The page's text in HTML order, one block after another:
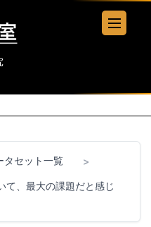
タセット一覧 >
て、最大の課題だと感じ